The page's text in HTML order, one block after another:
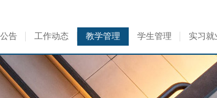
告 工作动态 教学管理 学生管理 实习就